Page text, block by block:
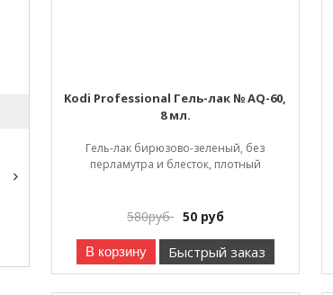
Kodi Professional Гель-лак № AQ-60,
8 мл.
Гель-лак бирюзово-зеленый, без
перламутра и блесток, плотный
580руб 50руб
В корзину Быстрый заказ